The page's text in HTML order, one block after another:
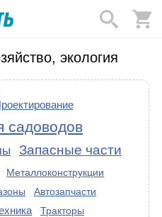
экология
садоводов
Запасные части
Металлоконструкции
Автозапчасти
Тракторы